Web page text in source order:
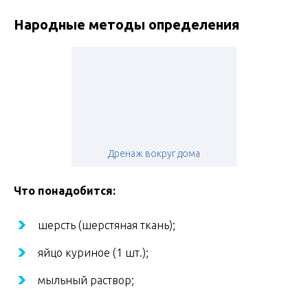
Народные методы определения
Дренаж вокруг дома
Что понадобится:
шерсть (шерстяная ткань);
яйцо куриное (1 шт.);
мыльный раствор;